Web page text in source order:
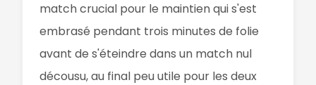
match crucial pour le maintien qui s'est
embrasé pendant trois minutes de folie
avant de s'éteindre dans un match nul
décousu, au final peu utile pour les deux